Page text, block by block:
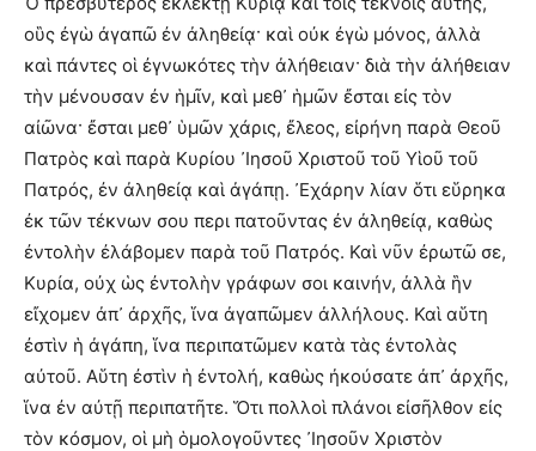
οὓς ἐγὼ ἀγαπῶ ἐν ἀληθείᾳ· καὶ οὐκ ἐγὼ μόνος, ἀλλὰ
καὶ πάντες οἱ ἐγνωκότες τὴν ἀλήθειαν· διὰ τὴν ἀλήθειαν
τὴν μένουσαν ἐν ἡμῖν, καὶ μεθ᾽ ἡμῶν ἔσται εἰς τὸν
αἰῶνα· ἔσται μεθ᾽ ὑμῶν χάρις, ἔλεος, εἰρήνη παρὰ Θεοῦ
Πατρὸς καὶ παρὰ Κυρίου ᾽Ιησοῦ Χριστοῦ τοῦ Υἱοῦ τοῦ
Πατρός, ἐν ἀληθείᾳ καὶ ἀγάπῃ. ᾽Εχάρην λίαν ὅτι εὕρηκα
ἐκ τῶν τέκνων σου περι πατοῦντας ἐν ἀληθείᾳ, καθὼς
ἐντολὴν ἐλάβομεν παρὰ τοῦ Πατρός. Καὶ νῦν ἐρωτῶ σε,
Κυρία, οὐχ ὡς ἐντολὴν γράφων σοι καινήν, ἀλλὰ ἣν
εἴχομεν ἀπ᾽ ἀρχῆς, ἵνα ἀγαπῶμεν ἀλλήλους. Καὶ αὕτη
ἐστὶν ἡ ἀγάπη, ἵνα περιπατῶμεν κατὰ τὰς ἐντολὰς
αὐτοῦ. Αὕτη ἐστὶν ἡ ἐντολή, καθὼς ἠκούσατε ἀπ᾽ ἀρχῆς,
ἵνα ἐν αὐτῇ περιπατῆτε. Ὅτι πολλοὶ πλάνοι εἰσῆλθον εἰς
τὸν κόσμον, οἱ μὴ ὁμολογοῦντες ᾽Ιησοῦν Χριστὸν